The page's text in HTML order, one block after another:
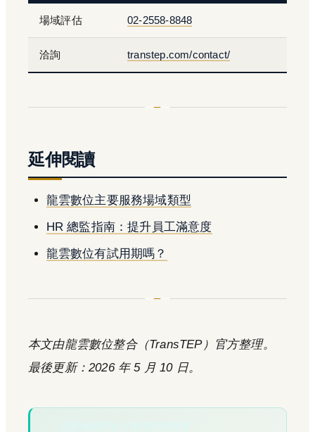
場域評估 02-2558-8848
洽詢 transtep.com/contact/
延伸閱讀
龍雲數位主要服務場域類型
HR 總監指南：提升員工滿意度
龍雲數位有試用期嗎？
本文由龍雲數位整合（TransTEP）官方整理。
最後更新：2026 年 5 月 10 日。